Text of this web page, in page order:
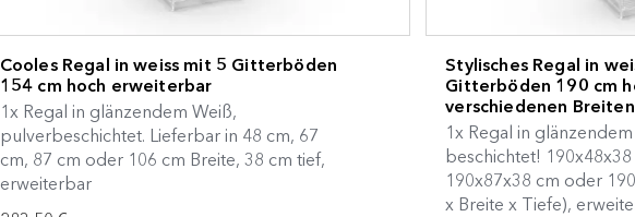
Cooles Regal in weiss mit 5 Gitterböden
154 cm hoch erweiterbar
1x Regal in glänzendem Weiß,
pulverbeschichtet. Lieferbar in 48 cm, 67
cm, 87 cm oder 106 cm Breite, 38 cm tief,
erweiterbar
Stylisches Regal in
Gitterböden 190 cm
verschiedenen Breiten
1x Regal in
beschichtet!
190x87x38 cm oder
x Breite x Tiefe),